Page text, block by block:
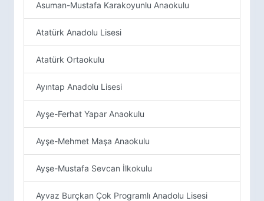
Asuman-Mustafa Karakoyunlu Anaokulu
Atatürk Anadolu Lisesi
Atatürk Ortaokulu
Ayıntap Anadolu Lisesi
Ayşe-Ferhat Yapar Anaokulu
Ayşe-Mehmet Maşa Anaokulu
Ayşe-Mustafa Sevcan İlkokulu
Ayvaz Burçkan Çok Programlı Anadolu Lisesi